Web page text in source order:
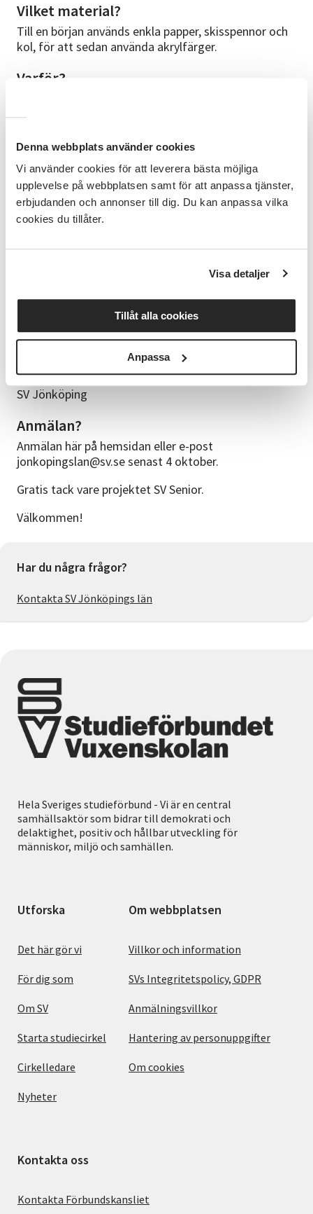
Denna webbplats använder cookies
Vi använder cookies för att leverera bästa möjliga
upplevelse på webbplatsen samt för att anpassa tjänster,
erbjudanden och annonser till dig. Du kan anpassa vilka
cookies du tillåter.
Visa detaljer
Tillåt alla cookies
Anpassa
Vilket material?
Till en början används enkla papper, skisspennor och
kol, för att sedan använda akrylfärger.
Varför?
sitt egna kreativa uttryck; kanske hittar man tillbaka
trädgård eller inredning.
Ledare?
Rebecca Kostenius
Kursledaren är utbildad inom Vedic Art och har även
sig om man vill fortsätta. Detta är särskilt till dig
som anhörig för en äldre person.
1 prova på, 4 fortsättningsträffar
Prova på Seniorernas hus på Torpa, resterande träffar
SV Jönköping
Anmälan?
Anmälan här på hemsidan eller e-post
jonkopingslan@sv.se senast 4 oktober.
Gratis tack vare projektet SV Senior.
Välkommen!
Har du några frågor?
Kontakta SV Jönköpings län
Hela Sveriges studieförbund - Vi är en central
samhällsaktör som bidrar till demokrati och
delaktighet, positiv och hållbar utveckling för
människor, miljö och samhällen.
Utforska
Det här gör vi
För dig som
Om SV
Starta studiecirkel
Cirkelledare
Nyheter
Om webbplatsen
Villkor och information
SVs Integritetspolicy, GDPR
Anmälningsvillkor
Hantering av personuppgifter
Om cookies
Kontakta oss
Kontakta Förbundskansliet